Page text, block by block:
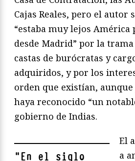
Cajas Reales, pero el autor
“estaba muy lejos América
desde Madrid” por la
castas de burócratas y
adquiridos, y por los
orden que existían,
haya reconocido “un
gobierno de Indias.
"En el siglo
El
a